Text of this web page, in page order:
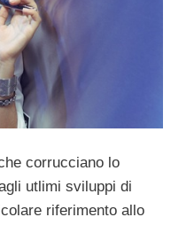
corrucciano lo
utlimi sviluppi di
riferimento allo